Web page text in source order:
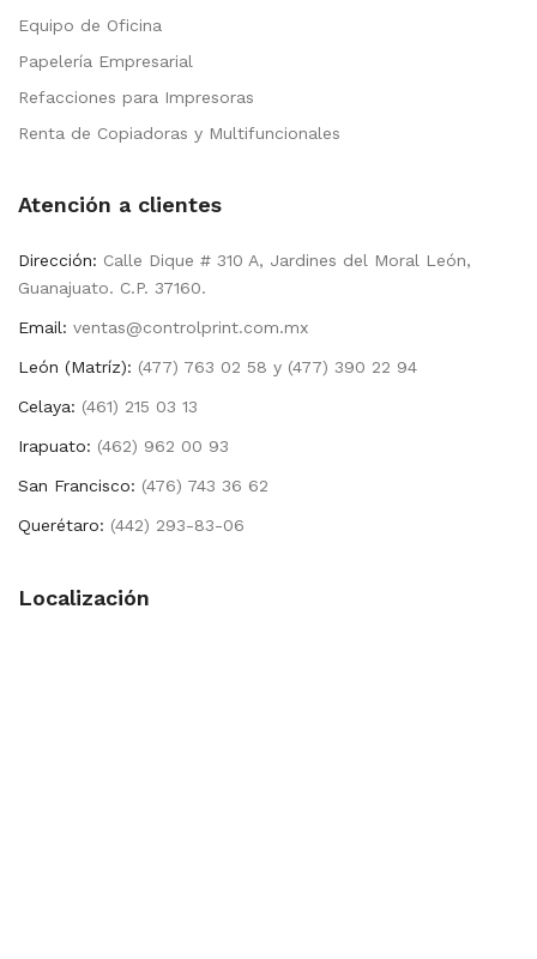
Equipo de Oficina
Papelería Empresarial
Refacciones para Impresoras
Renta de Copiadoras y Multifuncionales
Atención a clientes
Dirección: Calle Dique # 310 A, Jardines del Moral León,
Guanajuato. C.P. 37160.
Email: ventas@controlprint.com.mx
León (Matríz): (477) 763 02 58 y (477) 390 22 94
Celaya: (461) 215 03 13
Irapuato: (462) 962 00 93
San Francisco: (476) 743 36 62
Querétaro: (442) 293-83-06
Localización